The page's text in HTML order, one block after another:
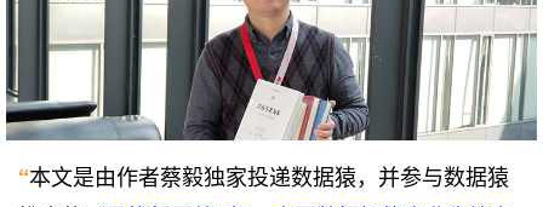
“本文是由作者蔡毅独家投递数据猿，并参与数据猿